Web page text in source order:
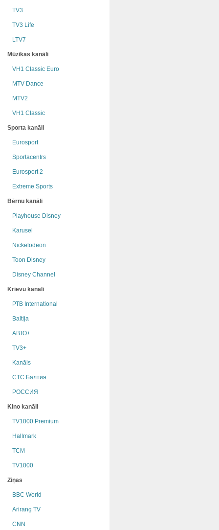
TV3
TV3 Life
LTV7
Mūzikas kanāli
VH1 Classic Euro
MTV Dance
MTV2
VH1 Classic
Sporta kanāli
Eurosport
Sportacentrs
Eurosport 2
Extreme Sports
Bērnu kanāli
Playhouse Disney
Karusel
Nickelodeon
Toon Disney
Disney Channel
Krievu kanāli
РТB International
Baltija
АВТО+
TV3+
Kanāls
СТС Балтия
РОССИЯ
Kino kanāli
TV1000 Premium
Hallmark
TCM
TV1000
Ziņas
BBC World
Arirang TV
CNN